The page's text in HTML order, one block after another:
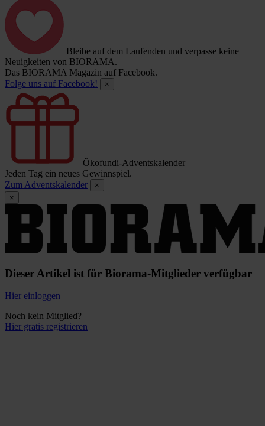
Bleibe auf dem Laufenden und verpasse keine
Neuigkeiten von BIORAMA.
Das BIORAMA Magazin auf Facebook.
Folge uns auf Facebook!
×
Ökofundi-Adventskalender
Jeden Tag ein neues Gewinnspiel.
Zum Adventskalender
×
×
Dieser Artikel ist für Biorama-Mitglieder verfügbar
Hier einloggen
Noch kein Mitglied?
Hier gratis registrieren